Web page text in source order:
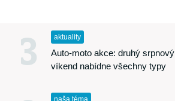
3 aktuality
Auto-moto akce: druhý srpnový
víkend nabídne všechny typy
naša téma